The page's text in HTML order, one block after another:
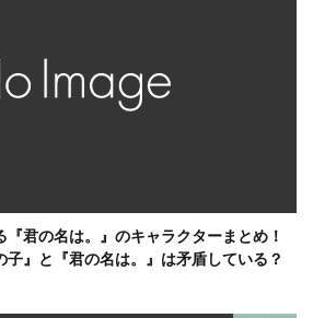
『君の名は。』のキャラクターまとめ！
子』と『君の名は。』は矛盾している？